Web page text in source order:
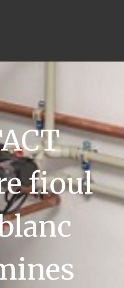
fioul